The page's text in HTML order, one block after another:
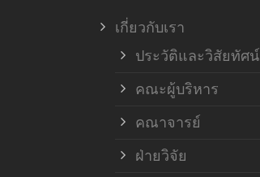
เกี่ยวกับเรา
ประวัติและวิสัยทัศน์
คณะผู้บริหาร
คณาจารย์
ฝ่ายวิจัย